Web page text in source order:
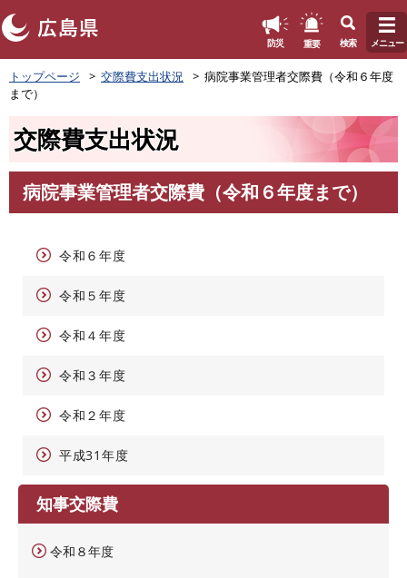
ペ
ー
ジ
。
防災 重要 検索 メニュー
トップページ 交際費支出状況
病院事業管理者交際費（令和６年度
まで）
交際費支出状況
文
病院事業管理者交際費（令和６年度まで）
令和６年度
令和５年度
令和４年度
令和３年度
令和２年度
平成31年度
知事交際費
令和８年度